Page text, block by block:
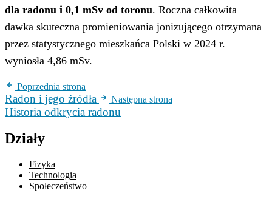
dla radonu i 0,1 mSv od toronu. Roczna całkowita
dawka skuteczna promieniowania jonizującego otrzymana
przez statystycznego mieszkańca Polski w 2024 r.
wyniosła 4,86 mSv.
Poprzednia strona
Radon i jego źródła Następna strona
Historia odkrycia radonu
Działy
Fizyka
Technologia
Społeczeństwo